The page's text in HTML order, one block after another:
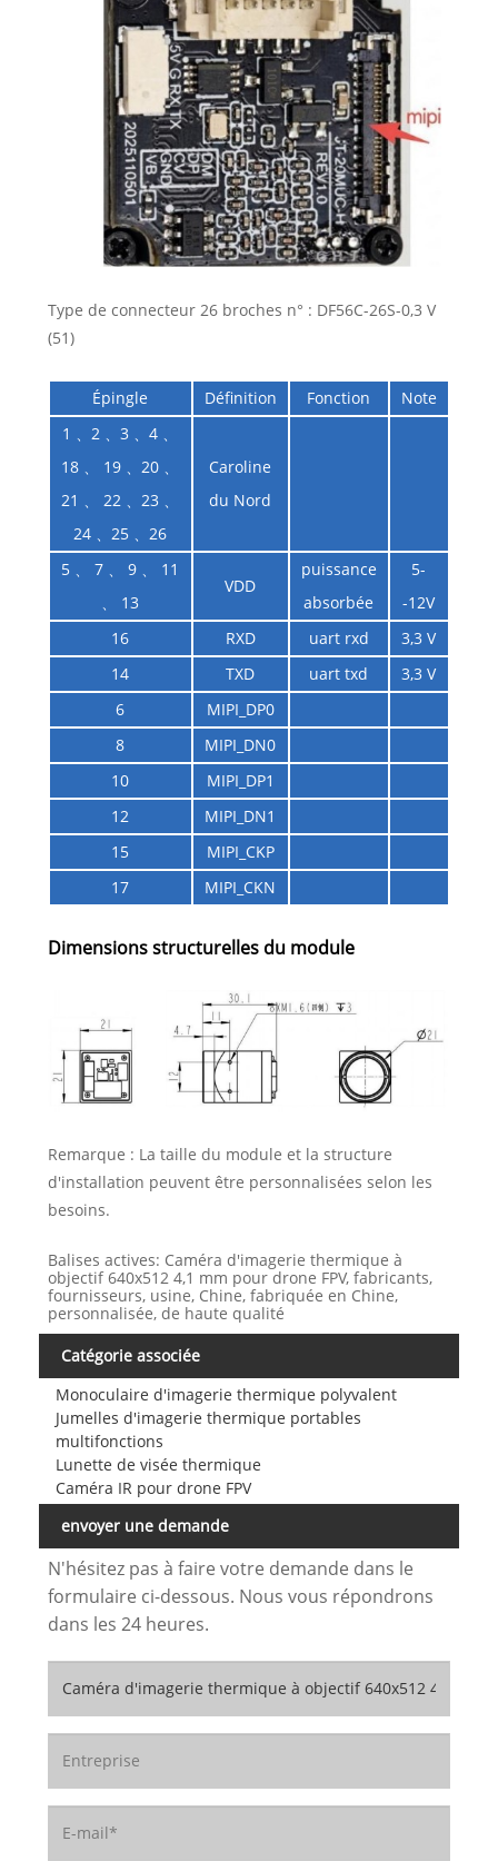
Type de connecteur 26 broches n° : DF56C-26S-0,3 V
(51)
Épingle Définition Fonction
Note
1 、2 、3 、4 、
18 、 19 、20 、
21 、 22 、23 、
24 、25 、26
Caroline
du Nord
5 、 7 、 9 、 11
、 13
VDD
puissance
absorbée
5-
-12V
16
RXD uart rxd
3,3 V
14
TXD uart txd
3,3 V
6
MIPI_DP0
8
MIPI_DN0
10
MIPI_DP1
12
MIPI_DN1
15
MIPI_CKP
17
MIPI_CKN
Dimensions structurelles du module
Remarque : La taille du module et la structure
d'installation peuvent être personnalisées selon les
besoins.
Balises actives: Caméra d'imagerie thermique à
objectif 640x512 4,1 mm pour drone FPV, fabricants,
fournisseurs, usine, Chine, fabriquée en Chine,
personnalisée, de haute qualité
Catégorie associée
Monoculaire d'imagerie thermique polyvalent
Jumelles d'imagerie thermique portables
multifonctions
Lunette de visée thermique
Caméra IR pour drone FPV
envoyer une demande
N'hésitez pas à faire votre demande dans le
formulaire ci-dessous. Nous vous répondrons
dans les 24 heures.